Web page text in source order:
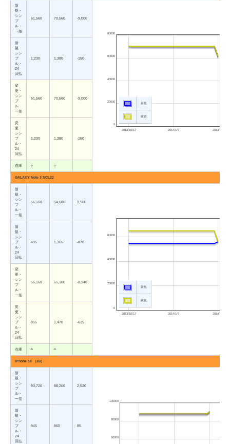
新
規・
シン
プ
ル・
一括
61,560 70,560 -9,000
2013/10/17 2014/1/9 2014/4/3
0
20000
40000
60000
80000
新規
変更
新
規・
シン
プ
ル・
24
回払
1,230 1,380 -150
変
更・
シン
プ
ル・
一括
61,560 70,560 -9,000
変
更・
シン
プ
ル・
24
回払
1,230 1,380 -150
在庫 ○ ○
GALAXY Note 3 SCL22
新
規・
シン
プ
ル・
一括
56,160 54,600 1,560
2013/10/17 2014/1/9 2014/4/3
0
20000
40000
60000
新規
変更
新
規・
シン
プ
ル・
24
回払
495 1,365 -870
変
更・
シン
プ
ル・
一括
56,160 65,100 -8,940
変
更・
シン
プ
ル・
24
回払
855 1,470 -615
在庫 ○ ○
iPhone 5s （au）
新
規・
シン
プ
ル・
一括
90,720 88,200 2,520
60000
80000
100000
新
規・
シン
プ
ル・
24
回払
945 860 85